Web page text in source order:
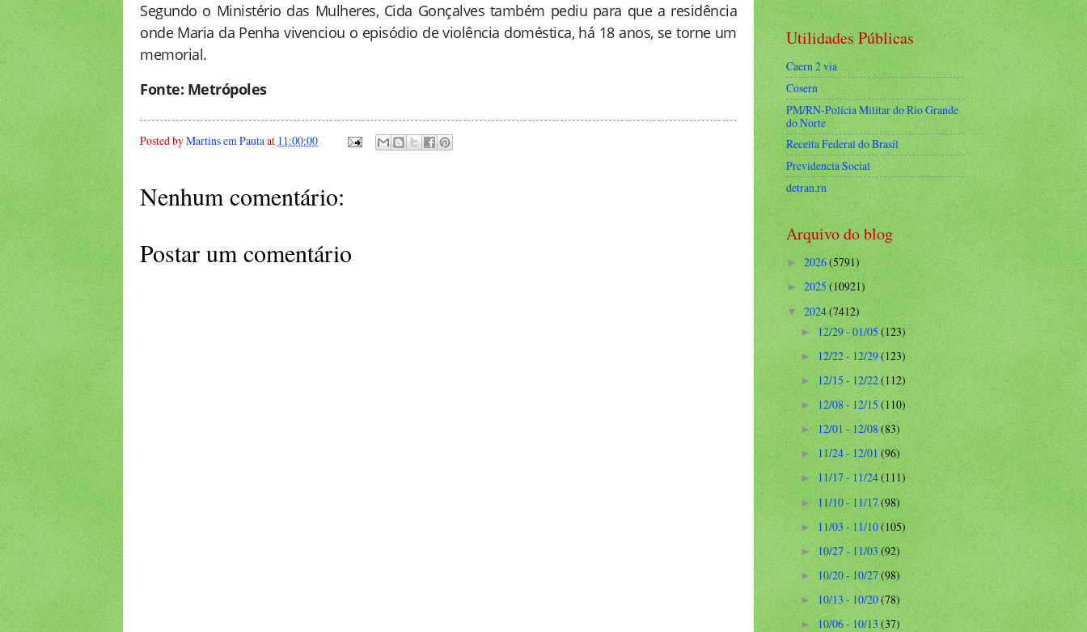
Segundo o Ministério das Mulheres, Cida Gonçalves também pediu para que a residência
onde Maria da Penha vivenciou o episódio de violência doméstica, há 18 anos, se torne um
memorial.
Fonte: Metrópoles
Posted byMartins em Pauta at 11:00:00
Nenhum comentário:
Postar um comentário
Utilidades Públicas
Caern 2 via
Cosern
PM/RN-Polícia Militar do Rio Grande
do Norte
Receita Federal do Brasíl
Previdencia Social
detran.rn
Arquivo do blog
►2026(5791)
►2025(10921)
▼2024(7412)
►12/29 - 01/05(123)
►12/22 - 12/29(123)
►12/15 - 12/22(112)
►12/08 - 12/15(110)
►12/01 - 12/08(83)
►11/24 - 12/01(96)
►11/17 - 11/24(111)
►11/10 - 11/17(98)
►11/03 - 11/10(105)
►10/27 - 11/03(92)
►10/20 - 10/27(98)
►10/13 - 10/20(78)
►10/06 - 10/13(37)